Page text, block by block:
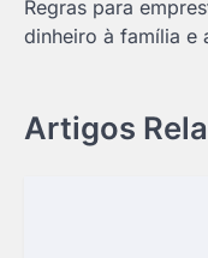
de
Post
Regras para
dinheiro à família e
Artigos